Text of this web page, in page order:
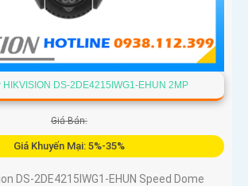
HIKVISION DS-2DE4215IWG1-EHUN 2MP
Giá Bán:
Giá Khuyến Mại: 5%-35%
DS-2DE4215IWG1-EHUN Speed Dome